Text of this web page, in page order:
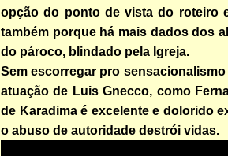
opção do ponto de vista do roteiro
também porque há mais dados dos
do pároco, blindado pela Igreja.
Sem escorregar pro
atuação de Luis Gnecco, como
de Karadima é excelente e dolorido
o abuso de autoridade destrói vidas.